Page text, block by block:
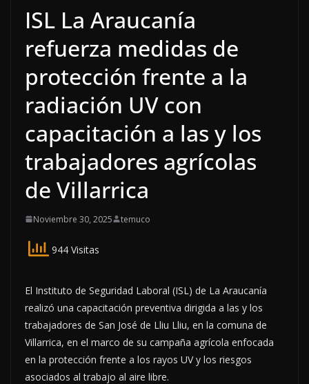
ISL La Araucanía
refuerza medidas de
protección frente a la
radiación UV con
capacitación a las y los
trabajadores agrícolas
de Villarrica
Noviembre 30, 2025 temuco
944 Visitas
El Instituto de Seguridad Laboral (ISL) de La Araucanía
realizó una capacitación preventiva dirigida a las y los
trabajadores de San José de Lliu Lliu, en la comuna de
Villarrica, en el marco de su campaña agrícola enfocada
en la protección frente a los rayos UV y los riesgos
asociados al trabajo al aire libre.